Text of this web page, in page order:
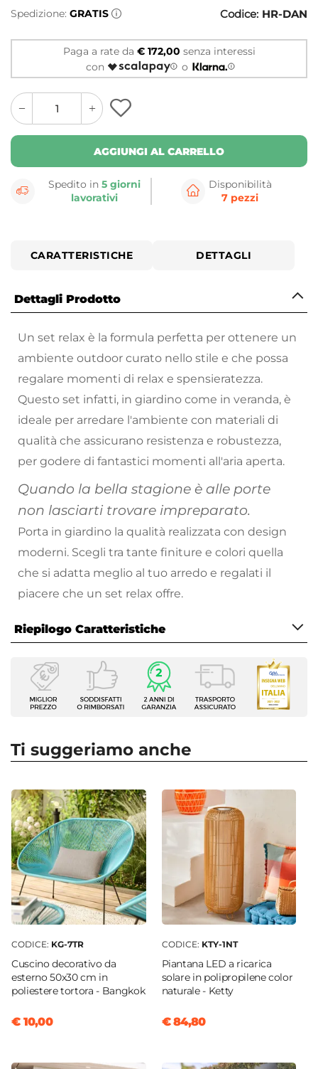
Spedizione: GRATIS Codice: HR-DAN
Paga a rate da € 172,00 senza interessi
con
o
quantity
button
quantity
minus
button
AGGIUNGI AL CARRELLO
Spedito in5 giorni
lavorativi
Disponibilità
7 pezzi
CARATTERISTICHE DETTAGLI
Dettagli Prodotto
Un set relax è la formula perfetta per ottenere un
ambiente outdoor curato nello stile e che possa
regalare momenti di relax e spensieratezza.
Questo set infatti, in giardino come in veranda, è
ideale per arredare l'ambiente con materiali di
qualità che assicurano resistenza e robustezza,
per godere di fantastici momenti all'aria aperta.
Quando la bella stagione è alle porte
non lasciarti trovare impreparato.
Porta in giardino la qualità realizzata con design
moderni. Scegli tra tante finiture e colori quella
che si adatta meglio al tuo arredo e regalati il
piacere che un set relax offre.
Riepilogo Caratteristiche
Caratteristiche Generali
Tipologia
Set Relax
Colore
Caratteristiche Divano
Tipologia
Divano
Larghezza
212 cm
Altezza
63 cm
Si
Braccioli
Si
Polyrattan
Ti suggeriamo anche
CODICE: KG-7TR
Cuscino decorativo da
esterno 50x30 cm in
poliestere tortora - Bangkok
€ 10,00
CODICE: KTY-1NT
Piantana LED a ricarica
solare in polipropilene color
naturale - Ketty
€ 84,80